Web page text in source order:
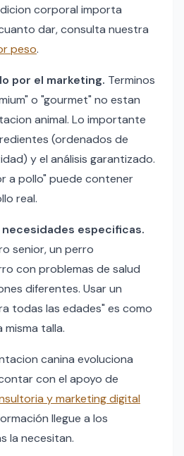
corporal importa
dar, consulta nuestra
peso.
por el marketing. Terminos
o "gourmet" no estan
animal. Lo importante
(ordenados de
y el análisis garantizado.
a pollo" puede contener
real.
especificas.
senior, un perro
con problemas de salud
diferentes. Usar un
todas las edades" es como
talla.
canina evoluciona
con el apoyo de
y marketing digital
llegue a los
la necesitan.